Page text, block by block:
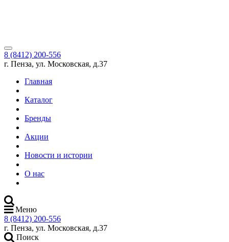
8 (8412) 200-556
г. Пенза, ул. Московская, д.37
Главная
Каталог
Бренды
Акции
Новости и истории
О нас
Меню
8 (8412) 200-556
г. Пенза, ул. Московская, д.37
Поиск